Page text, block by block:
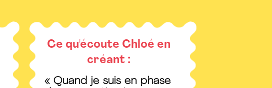
Ce qu'écoute Chloé en
créant :
« Quand je suis en phase